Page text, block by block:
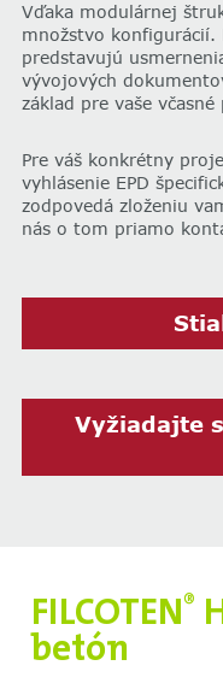
Vďaka modulárnej
množstvo
predstavujú
vývojových
základ pre vaše včasné
Pre váš konkrétny
vyhlásenie EPD
zodpovedá zloženiu
nás o tom priamo
Vyžiadajte
FILCOTEN®
betón